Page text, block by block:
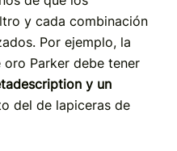
y cada combinación
Por ejemplo, la
Parker debe tener
y un
del de lapiceras de